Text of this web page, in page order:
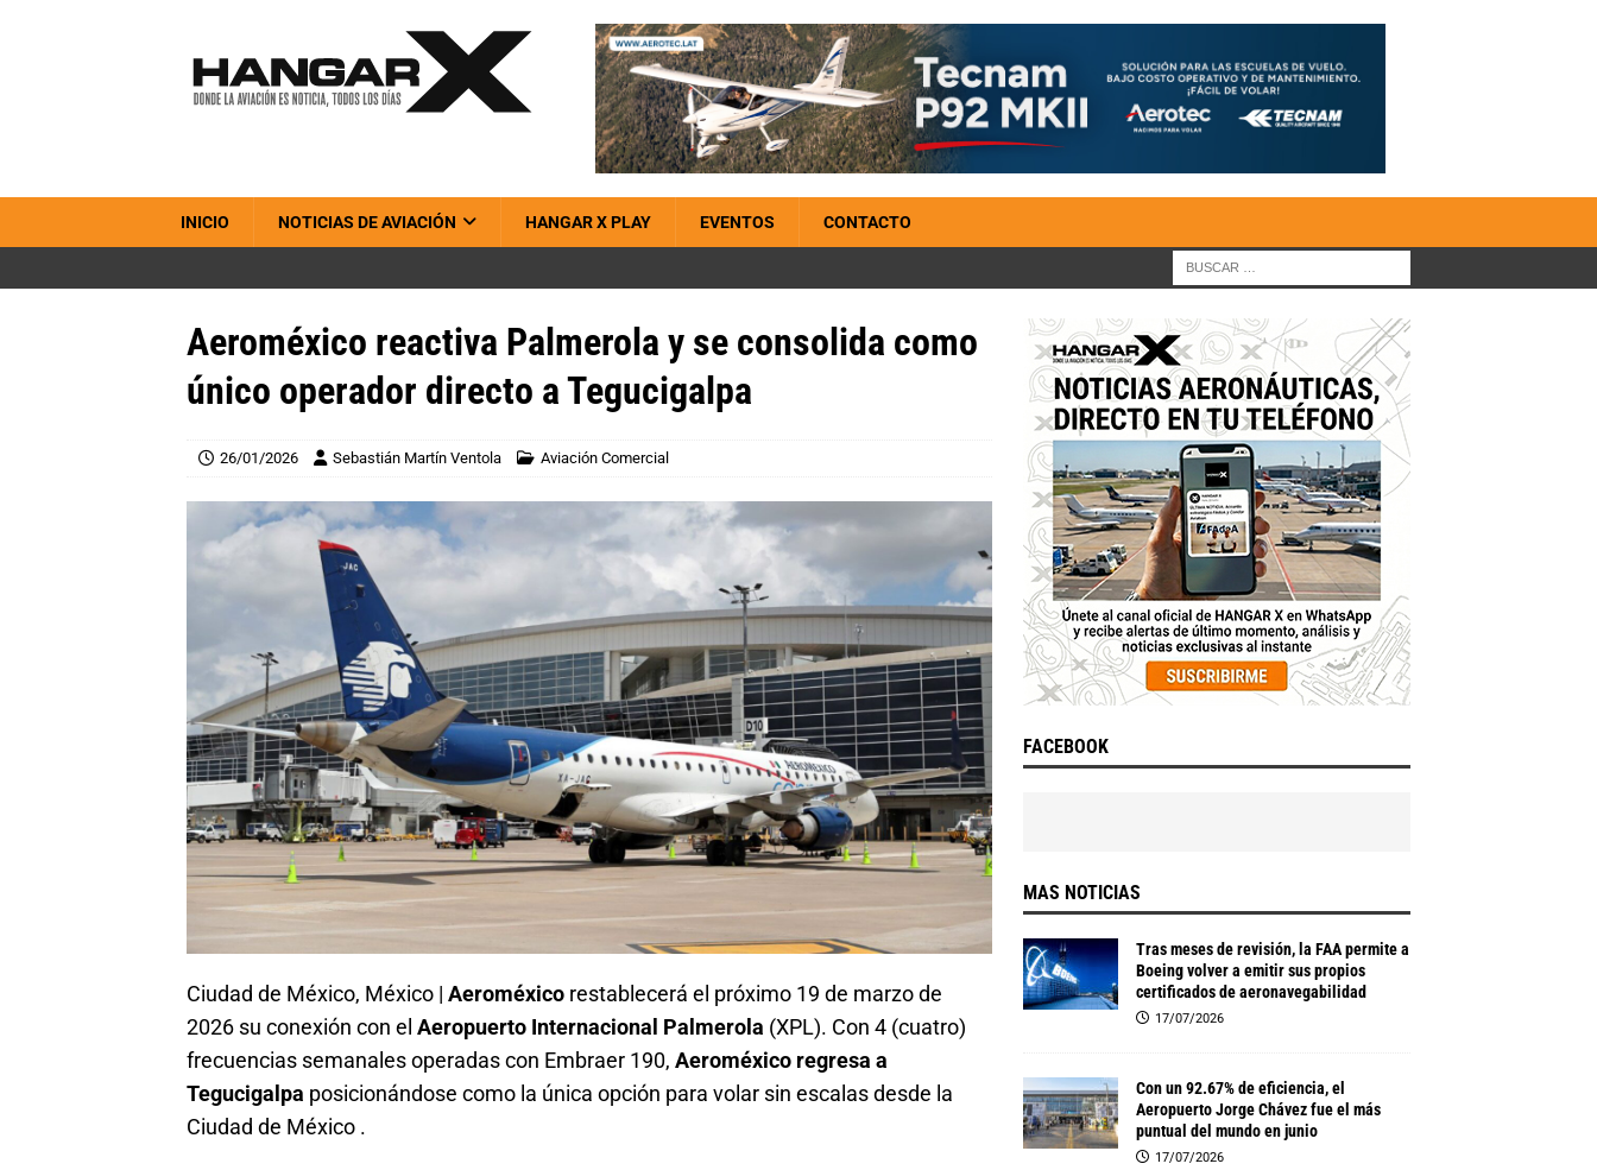
INICIO NOTICIAS DE AVIACIÓN HANGAR X PLAY EVENTOS CONTACTO
Aeroméxico reactiva Palmerola y se consolida como
único operador directo a Tegucigalpa
26/01/2026 Sebastián Martín Ventola Aviación Comercial
Ciudad de México, México | Aeroméxico restablecerá el próximo 19 de marzo de
2026 su conexión con el Aeropuerto Internacional Palmerola (XPL). Con 4 (cuatro)
frecuencias semanales operadas con Embraer 190, Aeroméxico regresa a
Tegucigalpa posicionándose como la única opción para volar sin escalas desde la
Ciudad de México .
FACEBOOK
MAS NOTICIAS
Tras meses de revisión, la FAA permite a
Boeing volver a emitir sus propios
certificados de aeronavegabilidad
17/07/2026
Con un 92.67% de eficiencia, el
Aeropuerto Jorge Chávez fue el más
puntual del mundo en junio
17/07/2026